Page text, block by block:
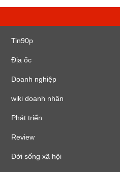
Tin90p
Địa ốc
Doanh nghiệp
wiki doanh nhân
Phát triển
Review
Đời sống xã hội